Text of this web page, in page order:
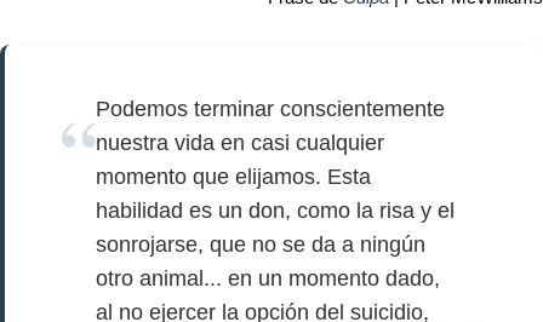
Podemos terminar conscientemente
nuestra vida en casi cualquier
momento que elijamos. Esta
habilidad es un don, como la risa y el
sonrojarse, que no se da a ningún
otro animal... en un momento dado,
al no ejercer la opción del suicidio,